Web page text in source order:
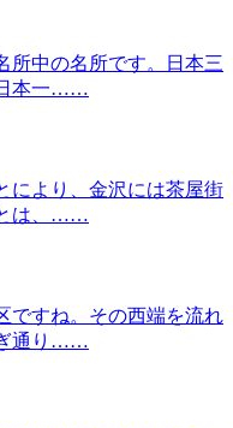
所中の名所です。日本三
日本一……
により、金沢には茶屋街
とは、……
ですね。その西端を流れ
ぎ通り……